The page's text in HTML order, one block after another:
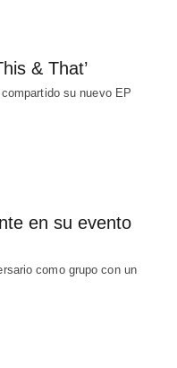
& That’
su nuevo EP
en su evento
como grupo con un